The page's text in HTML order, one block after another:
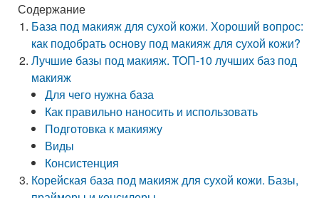
Содержание
База под макияж для сухой кожи. Хороший вопрос:
как подобрать основу под макияж для сухой кожи?
Лучшие базы под макияж. ТОП-10 лучших баз под
макияж
Для чего нужна база
Как правильно наносить и использовать
Подготовка к макияжу
Виды
Консистенция
Корейская база под макияж для сухой кожи. Базы,